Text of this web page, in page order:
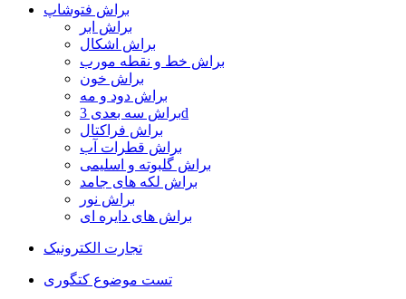
براش فتوشاپ
براش ابر
براش اشکال
براش خط و نقطه مورب
براش خون
براش دود و مه
براش سه بعدی 3d
براش فراکتال
براش قطرات آب
براش گلبوته و اسلیمی
براش لکه های جامد
براش نور
براش های دایره ای
تجارت الکترونیک
تست موضوع کتگوری